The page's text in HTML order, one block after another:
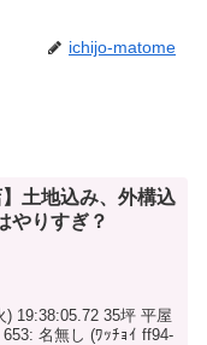
ichijo-matome
】土地込み、外構込
やりすぎ？